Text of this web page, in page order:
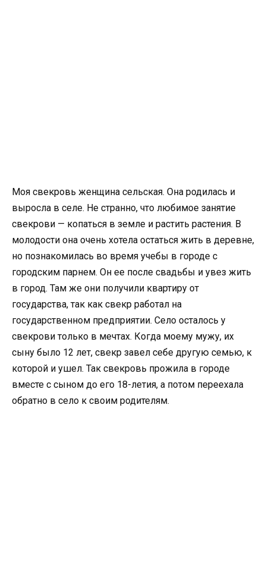
Моя свекровь женщина сельская. Она родилась и
выросла в селе. Не странно, что любимое занятие
свекрови — копаться в земле и растить растения. В
молодости она очень хотела остаться жить в деревне,
но познакомилась во время учебы в городе с
городским парнем. Он ее после свадьбы и увез жить
в город. Там же они получили квартиру от
государства, так как свекр работал на
государственном предприятии. Село осталось у
свекрови только в мечтах. Когда моему мужу, их
сыну было 12 лет, свекр завел себе другую семью, к
которой и ушел. Так свекровь прожила в городе
вместе с сыном до его 18-летия, а потом переехала
обратно в село к своим родителям.